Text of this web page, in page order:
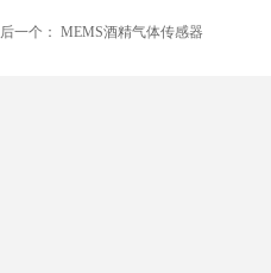
后一个： MEMS酒精气体传感器